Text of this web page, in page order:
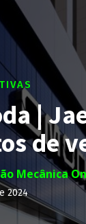
|
de
Mecânica
2024